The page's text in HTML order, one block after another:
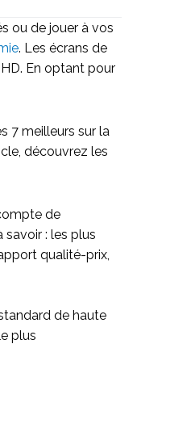
ou de jouer à vos
. Les écrans de
En optant pour
7 meilleurs sur la
découvrez les
de
: les plus
qualité-prix,
de haute
plus